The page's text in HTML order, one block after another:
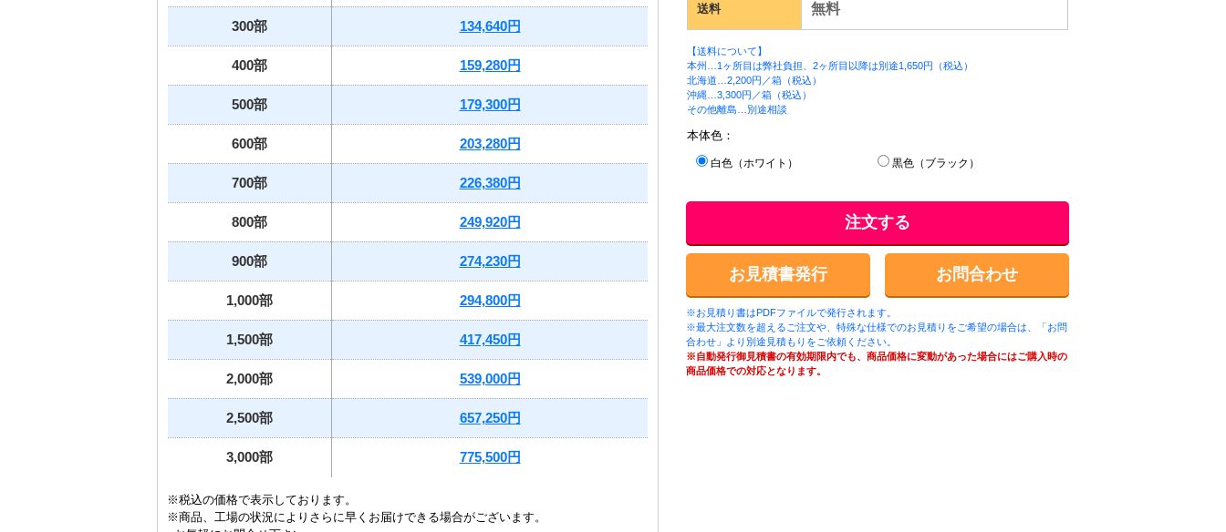
300部 134,640円
400部 159,280円
500部 179,300円
600部 203,280円
700部 226,380円
800部 249,920円
900部 274,230円
1,000部 294,800円
1,500部 417,450円
2,000部 539,000円
2,500部 657,250円
3,000部 775,500円
※税込の価格で表示しております。
※商品、工場の状況によりさらに早くお届けできる場合がございます。
送料 無料
【送料について】
本州…1ヶ所目は弊社負担、2ヶ所目以降は別途1,650円（税込）
北海道…2,200円／箱（税込）
沖縄…3,300円／箱（税込）
その他離島…別途相談
本体色：
白色（ホワイト） 黒色（ブラック）
注文する
お見積書発行 お問合わせ
※お見積り書はPDFファイルで発行されます。
※最大注文数を超えるご注文や、特殊な仕様でのお見積りをご希望の場合は、「お問
合わせ」より別途見積もりをご依頼ください。
※自動発行御見積書の有効期限内でも、商品価格に変動があった場合にはご購入時の
商品価格での対応となります。